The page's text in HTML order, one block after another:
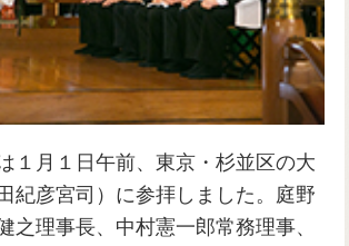
１月１日午前、東京・杉並区の大
紀彦宮司）に参拝しました。庭野
之理事長、中村憲一郎常務理事、